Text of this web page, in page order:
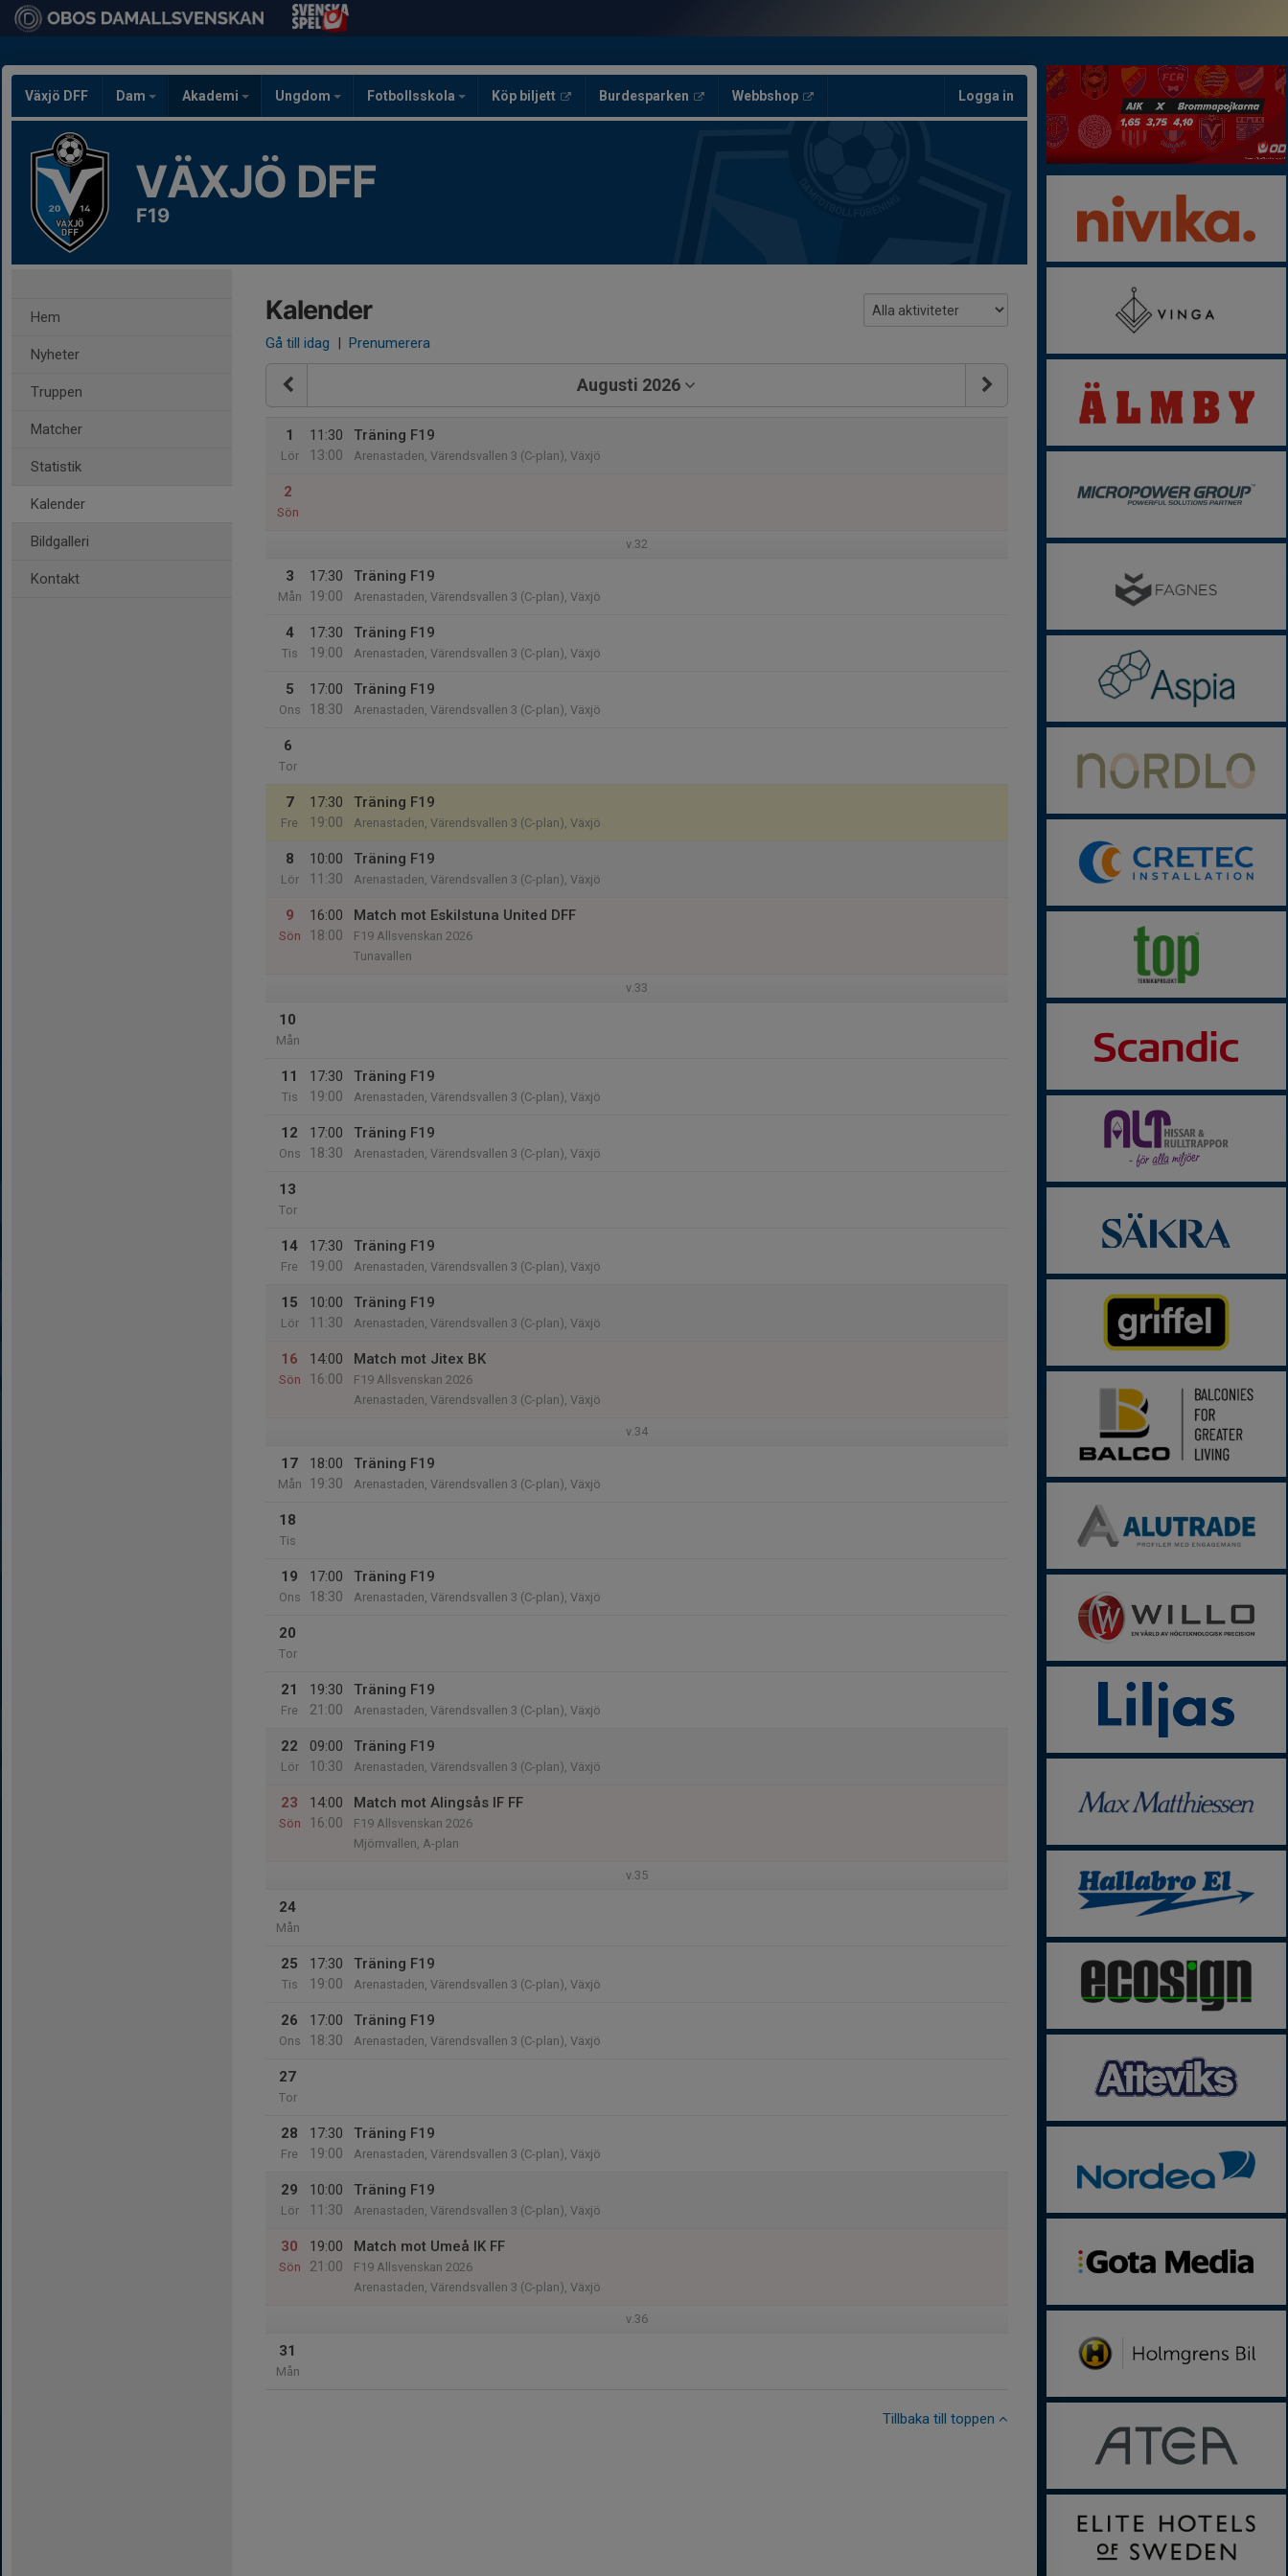
Växjö DFF Dam Akademi Ungdom Fotbollsskola Köp biljett Burdesparken Webbshop Logga in
VÄXJÖ DFF
F19
Hem
Nyheter
Truppen
Matcher
Statistik
Kalender
Bildgalleri
Kontakt
Kalender
Gå till idag | Prenumerera
Augusti 2026
1
Lör
11:30
13:00
Träning F19
Arenastaden, Värendsvallen 3 (C-plan), Växjö
2
Sön
v.32
3
Mån
17:30
19:00
Träning F19
Arenastaden, Värendsvallen 3 (C-plan), Växjö
4
Tis
17:30
19:00
Träning F19
Arenastaden, Värendsvallen 3 (C-plan), Växjö
5
Ons
17:00
18:30
Träning F19
Arenastaden, Värendsvallen 3 (C-plan), Växjö
6
Tor
7
Fre
17:30
19:00
Träning F19
Arenastaden, Värendsvallen 3 (C-plan), Växjö
8
Lör
10:00
11:30
Träning F19
Arenastaden, Värendsvallen 3 (C-plan), Växjö
9
Sön
16:00
18:00
Match mot Eskilstuna United DFF
F19 Allsvenskan 2026
Tunavallen
v.33
10
Mån
11
Tis
17:30
19:00
Träning F19
Arenastaden, Värendsvallen 3 (C-plan), Växjö
12
Ons
17:00
18:30
Träning F19
Arenastaden, Värendsvallen 3 (C-plan), Växjö
13
Tor
14
Fre
17:30
19:00
Träning F19
Arenastaden, Värendsvallen 3 (C-plan), Växjö
15
Lör
10:00
11:30
Träning F19
Arenastaden, Värendsvallen 3 (C-plan), Växjö
16
Sön
14:00
16:00
Match mot Jitex BK
F19 Allsvenskan 2026
Arenastaden, Värendsvallen 3 (C-plan), Växjö
v.34
17
Mån
18:00
19:30
Träning F19
Arenastaden, Värendsvallen 3 (C-plan), Växjö
18
Tis
19
Ons
17:00
18:30
Träning F19
Arenastaden, Värendsvallen 3 (C-plan), Växjö
20
Tor
21
Fre
19:30
21:00
Träning F19
Arenastaden, Värendsvallen 3 (C-plan), Växjö
22
Lör
09:00
10:30
Träning F19
Arenastaden, Värendsvallen 3 (C-plan), Växjö
23
Sön
14:00
16:00
Match mot Alingsås IF FF
F19 Allsvenskan 2026
Mjörnvallen, A-plan
v.35
24
Mån
25
Tis
17:30
19:00
Träning F19
Arenastaden, Värendsvallen 3 (C-plan), Växjö
26
Ons
17:00
18:30
Träning F19
Arenastaden, Värendsvallen 3 (C-plan), Växjö
27
Tor
28
Fre
17:30
19:00
Träning F19
Arenastaden, Värendsvallen 3 (C-plan), Växjö
29
Lör
10:00
11:30
Träning F19
Arenastaden, Värendsvallen 3 (C-plan), Växjö
30
Sön
19:00
21:00
Match mot Umeå IK FF
F19 Allsvenskan 2026
Arenastaden, Värendsvallen 3 (C-plan), Växjö
v.36
31
Mån
Tillbaka till toppen